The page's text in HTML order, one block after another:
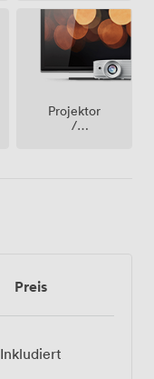
Projektor
/
Preis
Inkludiert